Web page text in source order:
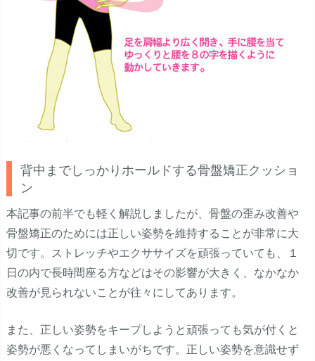
背中までしっかりホールドする骨盤矯正クッショ
ン
本記事の前半でも軽く解説しましたが、骨盤の歪み改善や
骨盤矯正のためには正しい姿勢を維持することが非常に大
切です。ストレッチやエクササイズを頑張っていても、１
日の内で長時間座る方などはその影響が大きく、なかなか
改善が見られないことが往々にしてあります。
また、正しい姿勢をキープしようと頑張っても気が付くと
姿勢が悪くなってしまいがちです。正しい姿勢を意識せず